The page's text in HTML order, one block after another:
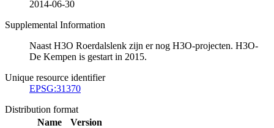
2014-06-30
Supplemental Information
Naast H3O Roerdalslenk zijn er nog H3O-projecten. H3O-
De Kempen is gestart in 2015.
Unique resource identifier
EPSG:31370
Distribution format
Name
Version